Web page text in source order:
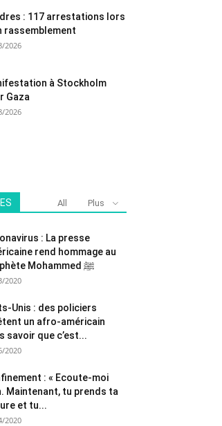
: 117 arrestations lors
rassemblement
2026
à Stockholm
Gaza
2026
All Plus
: La presse
rend hommage au
Prophète Mohammed ﷺ
2020
Unis : des policiers
un afro-américain
savoir que c’est...
2020
: « Ecoute-moi
Maintenant, tu prends ta
et tu...
2020